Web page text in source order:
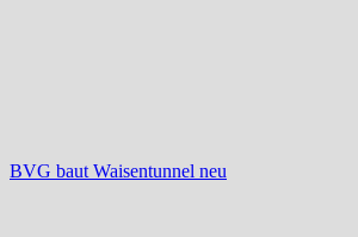
BVG baut Waisentunnel neu